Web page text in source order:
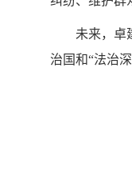
未来，卓
治国和“法治